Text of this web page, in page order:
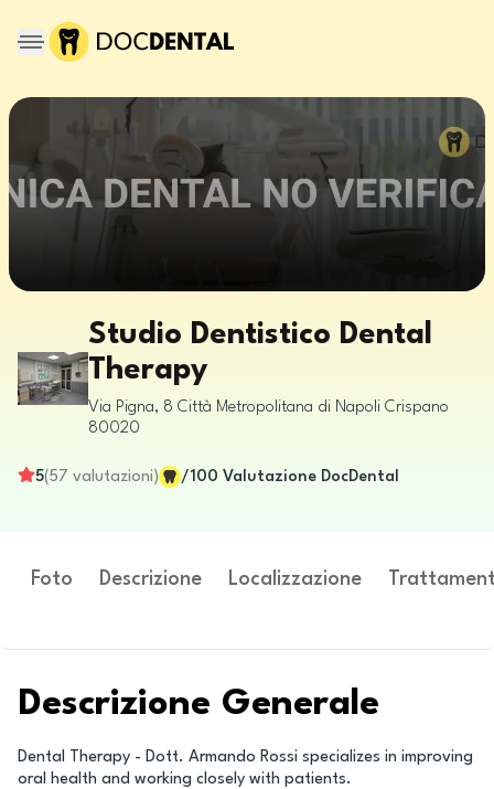
Studio Dentistico Dental
Therapy
Via Pigna, 8 Città Metropolitana di Napoli Crispano
80020
5(57 valutazioni) /100 Valutazione DocDental
Foto Descrizione Localizzazione
Descrizione Generale
Dental Therapy - Dott. Armando Rossi specializes in improving
oral health and working closely with patients.